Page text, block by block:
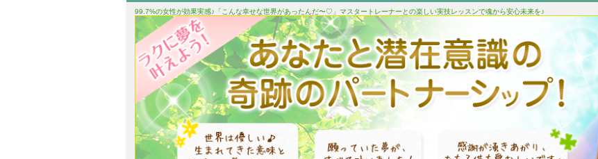
99.7%の女性が効果実感♪「こんな幸せな世界があったんだ〜♡」マスタートレーナーとの楽しい実技レッスンで魂から安心未来を♪